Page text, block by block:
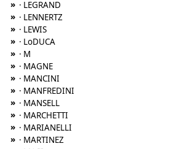
» · LEGRAND
» · LENNERTZ
» · LEWIS
» · LoDUCA
» · M
» · MAGNE
» · MANCINI
» · MANFREDINI
» · MANSELL
» · MARCHETTI
» · MARIANELLI
» · MARTINEZ